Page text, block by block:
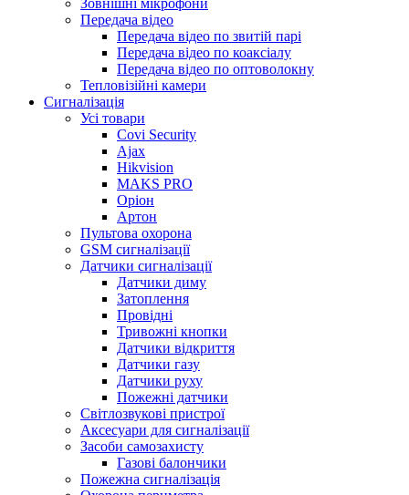
Зовнішні мікрофони
Передача відео
Передача відео по звитій парі
Передача відео по коаксіалу
Передача відео по оптоволокну
Тепловізійні камери
Cигналізація
Усі товари
Covi Security
Ajax
Hikvision
MAKS PRO
Оріон
Артон
Пультова охорона
GSM сигналізації
Датчики сигналізації
Датчики диму
Затоплення
Провідні
Тривожні кнопки
Датчики відкриття
Датчики газу
Датчики руху
Пожежні датчики
Світлозвукові пристрої
Аксесуари для сигналізації
Засоби самозахисту
Газові балончики
Пожежна сигналізація